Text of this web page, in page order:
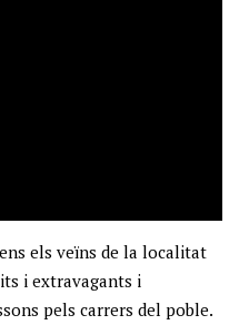
els veïns de la localitat
i extravagants i
pels carrers del poble.